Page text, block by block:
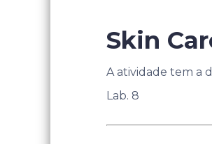
Skin
A atividade tem a
Lab. 8